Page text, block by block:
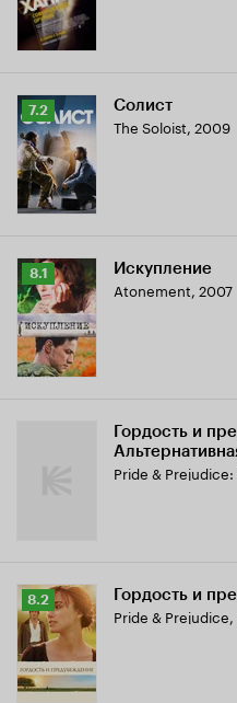
Рейтинг
Кинопоиска
7.2
7.2 Солист
The Soloist, 2009
Рейтинг
Кинопоиска
8.1
8.1 Искупление
Atonement, 2007
Гордость и
концовка
Рейтинг
Кинопоиска
8.2
8.2 Гордость и
Pride & Prejudice,